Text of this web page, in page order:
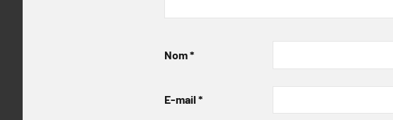
Nom*
E-mail *